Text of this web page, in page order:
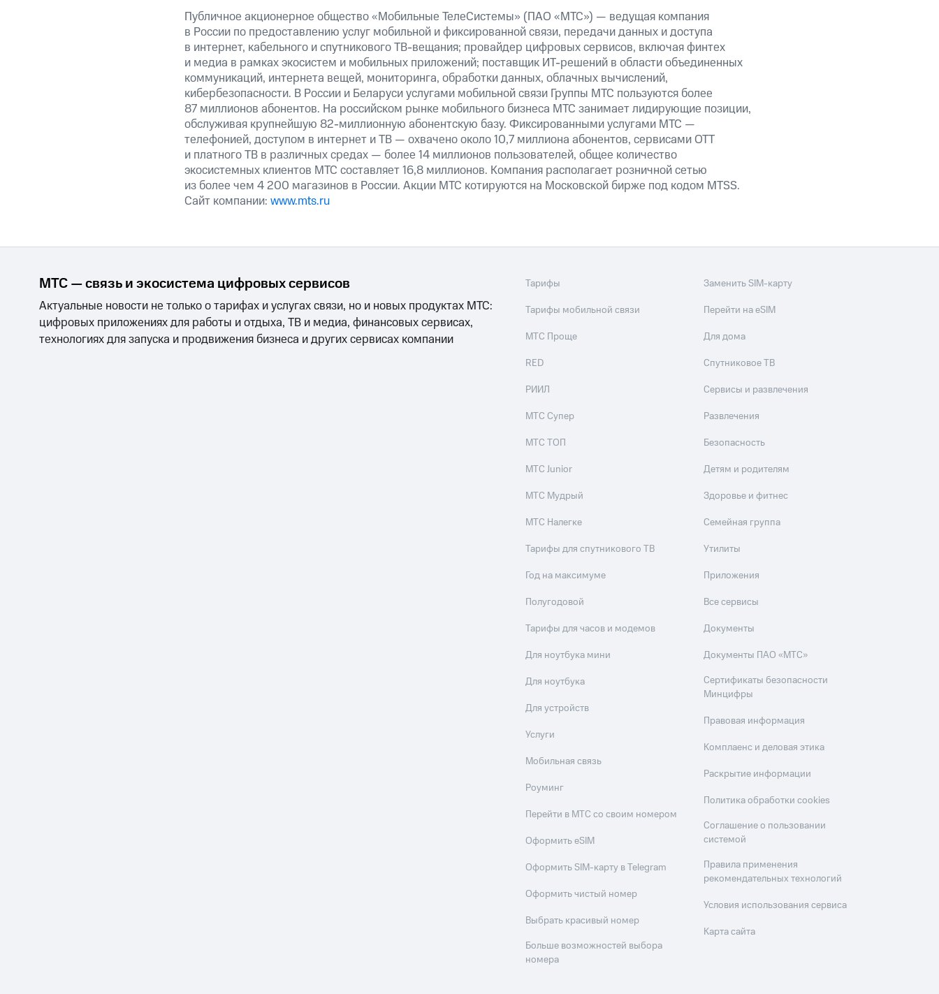
Публичное акционерное общество «Мобильные ТелеСистемы» (ПАО «МТС») — ведущая компания
в России по предоставлению услуг мобильной и фиксированной связи, передачи данных и доступа
в интернет, кабельного и спутникового ТВ-вещания; провайдер цифровых сервисов, включая финтех
и медиа в рамках экосистем и мобильных приложений; поставщик ИТ-решений в области объединенных
коммуникаций, интернета вещей, мониторинга, обработки данных, облачных вычислений,
кибербезопасности. В России и Беларуси услугами мобильной связи Группы МТС пользуются более
87 миллионов абонентов. На российском рынке мобильного бизнеса МТС занимает лидирующие позиции,
обслуживая крупнейшую 82-миллионную абонентскую базу. Фиксированными услугами МТС —
телефонией, доступом в интернет и ТВ — охвачено около 10,7 миллиона абонентов, сервисами OTT
и платного ТВ в различных средах — более 14 миллионов пользователей, общее количество
экосистемных клиентов МТС составляет 16,8 миллионов. Компания располагает розничной сетью
из более чем 4 200 магазинов в России. Акции МТС котируются на Московской бирже под кодом MTSS.
Сайт компании: www.mts.ru
МТС — связь и экосистема цифровых сервисов
Актуальные новости не только о тарифах и услугах связи, но и новых продуктах МТС:
цифровых приложениях для работы и отдыха, ТВ и медиа, финансовых сервисах,
технологиях для запуска и продвижения бизнеса и других сервисах компании
Тарифы
Тарифы мобильной связи
МТС Проще
RED
РИИЛ
МТС Супер
МТС ТОП
МТС Junior
МТС Мудрый
МТС Налегке
Тарифы для спутникового ТВ
Год на максимуме
Полугодовой
Тарифы для часов и модемов
Для ноутбука мини
Для ноутбука
Для устройств
Услуги
Мобильная связь
Роуминг
Перейти в МТС со своим номером
Оформить eSIM
Оформить SIM-карту в Telegram
Оформить чистый номер
Выбрать красивый номер
Больше возможностей выбора
номера
Заменить SIM-карту
Перейти на eSIM
Для дома
Спутниковое ТВ
Сервисы и развлечения
Развлечения
Безопасность
Детям и родителям
Здоровье и фитнес
Семейная группа
Утилиты
Приложения
Все сервисы
Документы
Документы ПАО «МТС»
Сертификаты безопасности
Минцифры
Правовая информация
Комплаенс и деловая этика
Раскрытие информации
Политика обработки cookies
Соглашение о пользовании
системой
Правила применения
рекомендательных технологий
Условия использования сервиса
Карта сайта